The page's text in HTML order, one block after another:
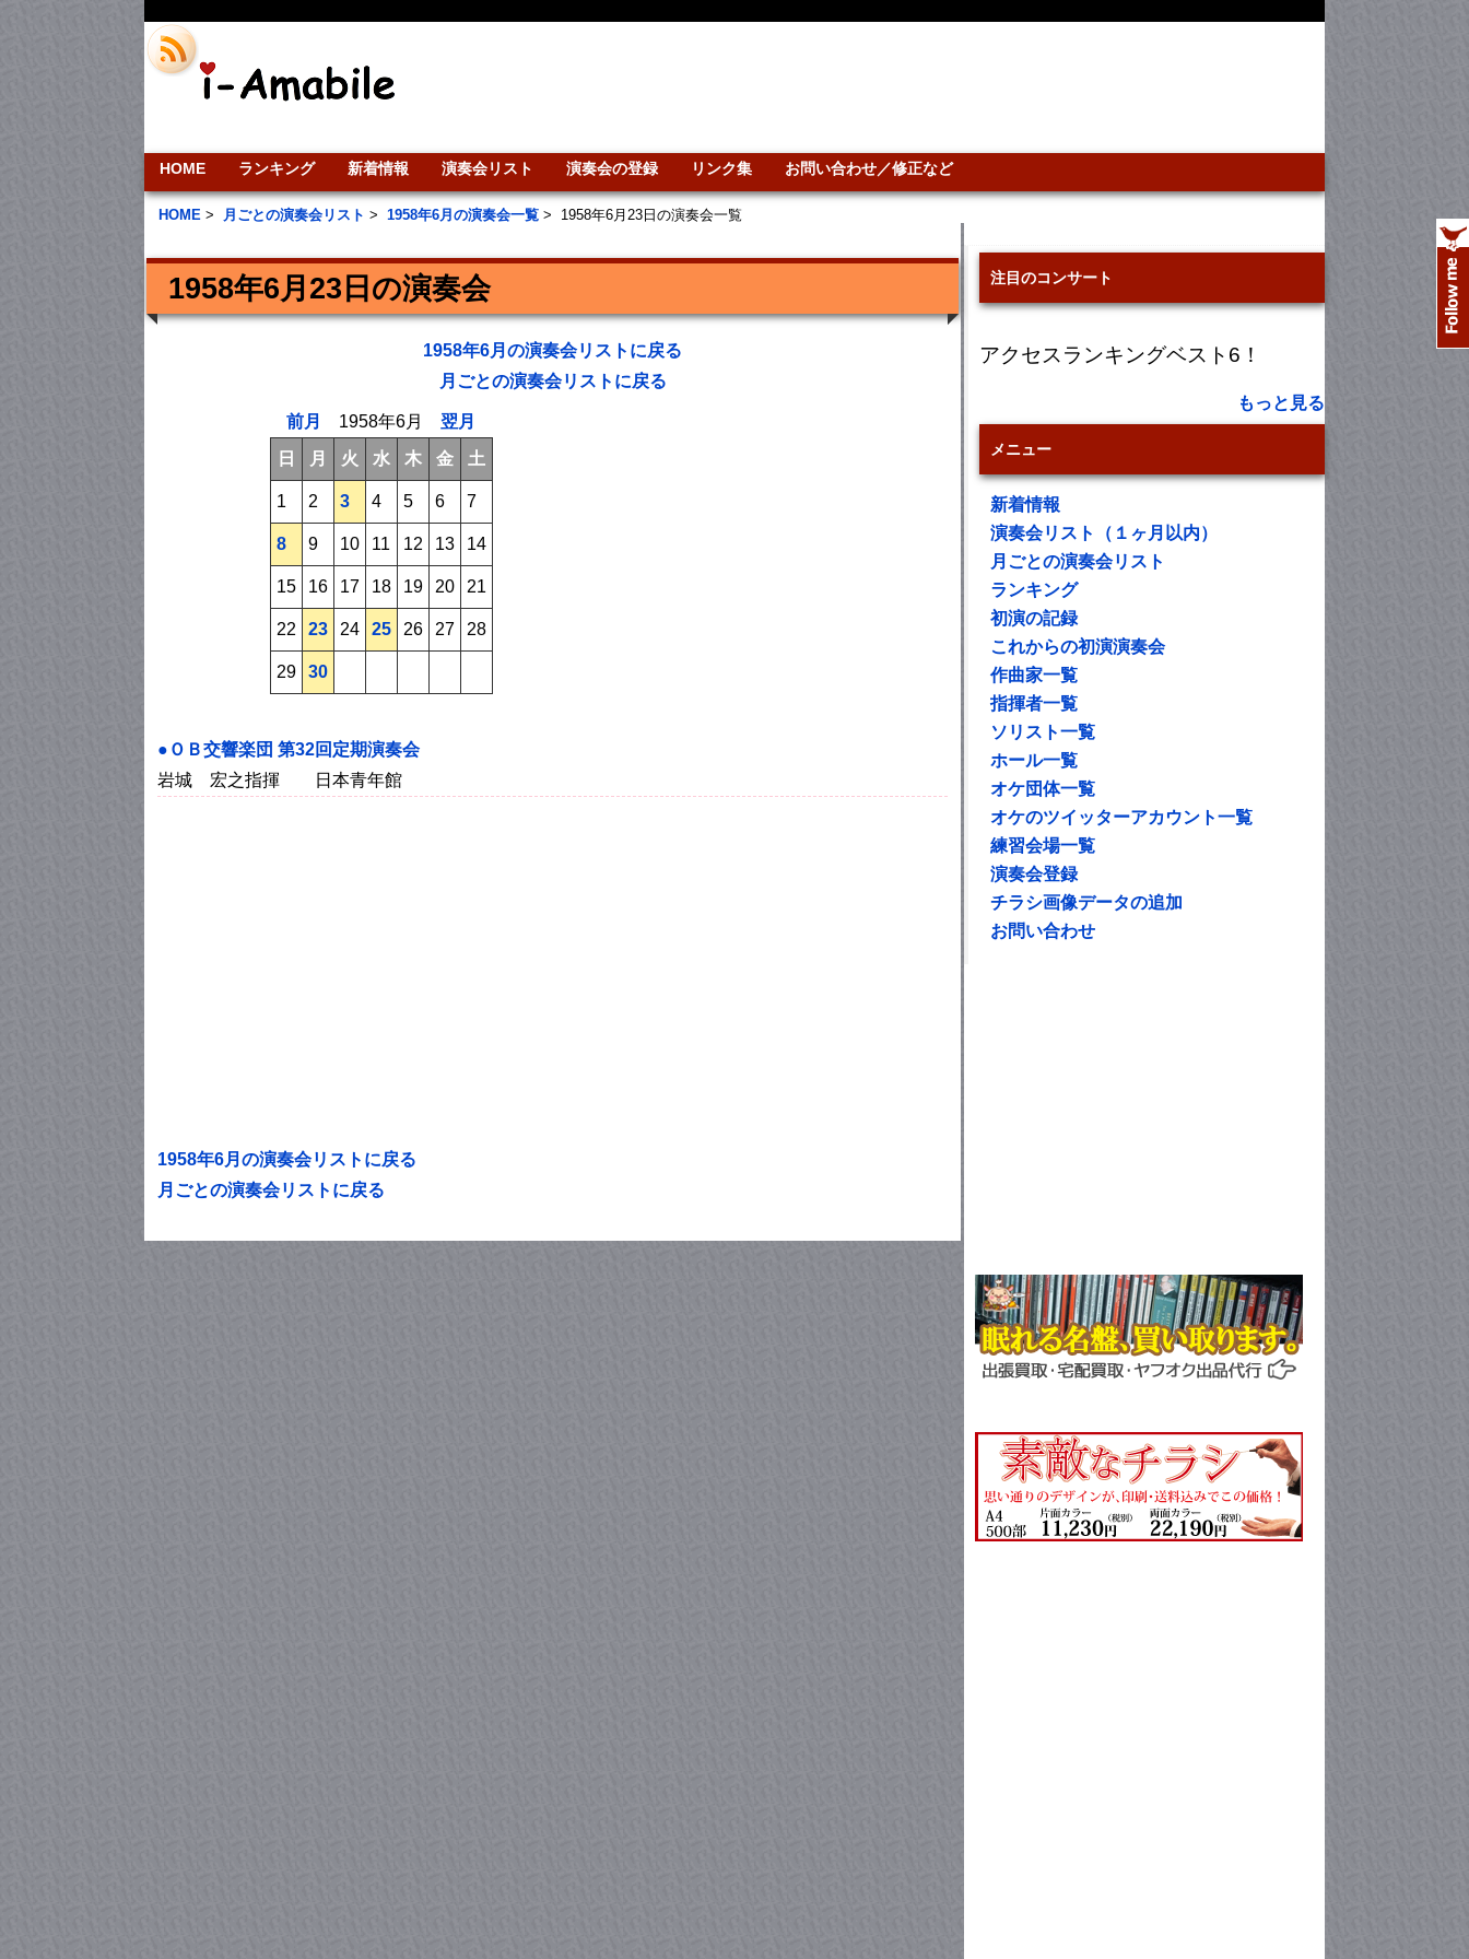
HOME ランキング 新着情報 演奏会リスト 演奏会の登録 リンク集 お問い合わせ／修正など
HOME > 月ごとの演奏会リスト > 1958年6月の演奏会一覧 > 1958年6月23日の演奏会一覧
1958年6月23日の演奏会
1958年6月の演奏会リストに戻る
月ごとの演奏会リストに戻る
前月 1958年6月 翌月
日
月 火 水 木 金 土
1 2 3 4 5 6 7
8 9 10 11 12 13 14
15 16 17 18 19 20 21
22 23 24 25 26 27 28
29 30
●ＯＢ交響楽団 第32回定期演奏会
岩城 宏之指揮 日本青年館
1958年6月の演奏会リストに戻る
月ごとの演奏会リストに戻る
注目のコンサート
アクセスランキングベスト6！
もっと見る
メニュー
新着情報
演奏会リスト（１ヶ月以内）
月ごとの演奏会リスト
ランキング
初演の記録
これからの初演演奏会
作曲家一覧
指揮者一覧
ソリスト一覧
ホール一覧
オケ団体一覧
オケのツイッターアカウント一覧
練習会場一覧
演奏会登録
チラシ画像データの追加
お問い合わせ